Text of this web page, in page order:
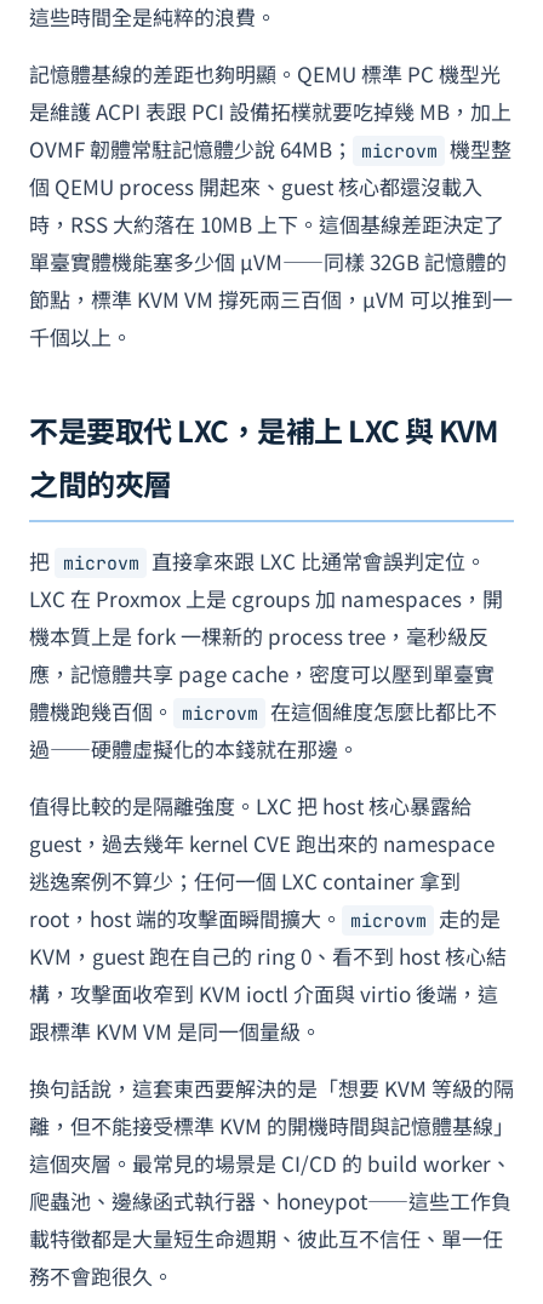
這些時間全是純粹的浪費。
記憶體基線的差距也夠明顯。QEMU 標準 PC 機型光
是維護 ACPI 表跟 PCI 設備拓樸就要吃掉幾 MB，加上
OVMF 韌體常駐記憶體少說 64MB；
microvm 機型整
個 QEMU process 開起來、guest 核心都還沒載入
時，RSS 大約落在 10MB 上下。這個基線差距決定了
單臺實體機能塞多少個 µVM——同樣 32GB 記憶體的
節點，標準 KVM VM 撐死兩三百個，µVM 可以推到一
千個以上。
不是要取代 LXC，是補上 LXC 與 KVM
之間的夾層
把 microvm
直接拿來跟 LXC 比通常會誤判定位。
LXC 在 Proxmox 上是 cgroups 加 namespaces，開
機本質上是 fork 一棵新的 process tree，毫秒級反
應，記憶體共享 page cache，密度可以壓到單臺實
體機跑幾百個。
microvm 在這個維度怎麼比都比不
過——硬體虛擬化的本錢就在那邊。
值得比較的是隔離強度。LXC 把 host 核心暴露給
guest，過去幾年 kernel CVE 跑出來的 namespace
逃逸案例不算少；任何一個 LXC container 拿到
root，host 端的攻擊面瞬間擴大。
microvm
走的是
KVM，guest 跑在自己的 ring 0、看不到 host 核心結
構，攻擊面收窄到 KVM ioctl 介面與 virtio 後端，這
跟標準 KVM VM 是同一個量級。
換句話說，這套東西要解決的是「想要 KVM 等級的隔
離，但不能接受標準 KVM 的開機時間與記憶體基線」
這個夾層。最常見的場景是 CI/CD 的 build worker、
爬蟲池、邊緣函式執行器、honeypot——這些工作負
載特徵都是大量短生命週期、彼此互不信任、單一任
務不會跑很久。